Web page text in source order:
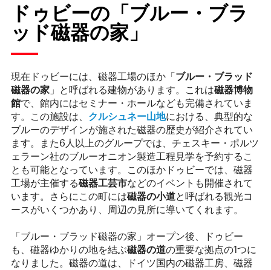
ドゥビーの「ブルー・ブラ
ッド磁器の家」
現在ドゥビーには、磁器工場のほか「ブルー・ブラッド
磁器の家 」と呼ばれる建物があります。これは磁器博物
館で、館内にはセミナー・ホールなども完備されていま
す。この施設は、 クルシュネー山地における、典型的な
ブルーのデザインが施された磁器の歴史が紹介されてい
ます。また6人以上のグループでは、チェスキー・ポルツ
ェラーン社のブルーオニオン製造工程見学を予約するこ
とも可能となっています。このほかドゥビーでは、磁器
工場が主催する磁器工芸市などのイベントも開催されて
います。さらにこの町には磁器の小道と呼ばれる観光コ
ースがいくつかあり、周辺の見所に導いてくれます。
「ブルー・ブラッド磁器の家」オープン後、ドゥビー
も、磁器ゆかりの地を結ぶ磁器の道の重要な拠点の1つに
なりました。磁器の道は、ドイツ国内の磁器工房、磁器